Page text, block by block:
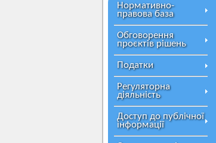
Нормативно-
правова база
Обговорення
проєктів рішень
Податки
Регуляторна
діяльність
Доступ до публічної
інформації